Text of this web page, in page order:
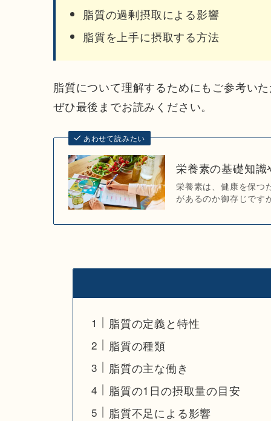
脂質の過剰摂取による影響
脂質を上手に摂取する方法
脂質について理解するためにもご参考い
ぜひ最後までお読みください。
あわせて読みたい
栄養素の基礎知
栄養素は、健康を保つ
があるのか御存じです
脂質の定義と特性
脂質の種類
脂質の主な働き
脂質の1日の摂取量の目安
脂質不足による影響